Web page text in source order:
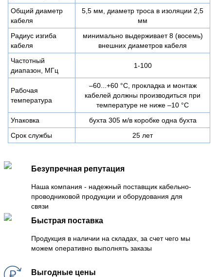
Общий диаметр
кабеля
5,5 мм, диаметр троса в изоляции 2,5
мм
Радиус изгиба
кабеля
минимально выдерживает 8 (восемь)
внешних диаметров кабеля
Частотный
диапазон, МГц
1-100
Рабочая
температура
–60...+60 °C, прокладка и монтаж
кабелей должны производиться при
температуре не ниже –10 °С
Упаковка
бухта 305 м/в коробке одна бухта
Срок службы
25 лет
Безупречная репутация
Наша компания - надежный поставщик кабельно-
проводниковой продукции и оборудования для
связи
Быстрая поставка
Продукция в наличии на складах, за счет чего мы
можем оперативно выполнять заказы
Выгодные цены